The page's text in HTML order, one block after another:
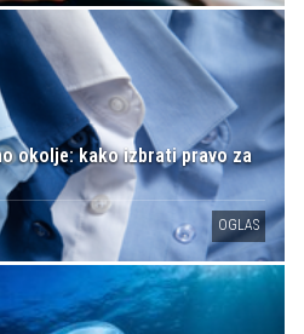
okolje: kako izbrati pravo za
OGLAS